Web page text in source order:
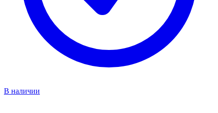
В наличии